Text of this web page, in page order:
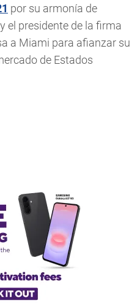
por su armonía de
el presidente de la firma
a Miami para afianzar su
de Estados